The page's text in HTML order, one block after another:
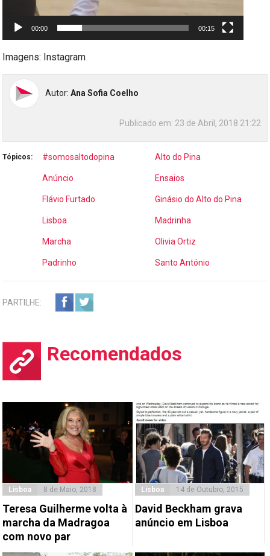
00:00 00:15
Imagens: Instagram
Autor:Ana Sofia Coelho
Publicado em: 23 de Abril, 2018 21:22
Tópicos: #somosaltodopina Alto do Pina
Anúncio Ensaios
Flávio Furtado Ginásio do Alto do Pina
Lisboa Madrinha
Marcha Olivia Ortiz
Padrinho Santo António
PARTILHE:
Recomendados
Lisboa 8 de Maio, 2018
Teresa Guilherme volta à
marcha da Madragoa
com novo par
Lisboa 14 de Outubro, 2015
David Beckham grava
anúncio em Lisboa